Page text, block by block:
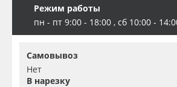
Баннер
Заготовки для сувениров
Режим работы
пн - пт 9:00 - 18:00 , сб 10:00 -
Самовывоз
Нет
В нарезку